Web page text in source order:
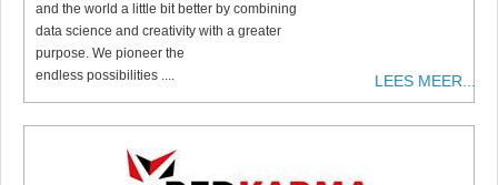
and the world a little bit better by combining
data science and creativity with a greater
purpose. We pioneer the
endless possibilities ....
LEES MEER...